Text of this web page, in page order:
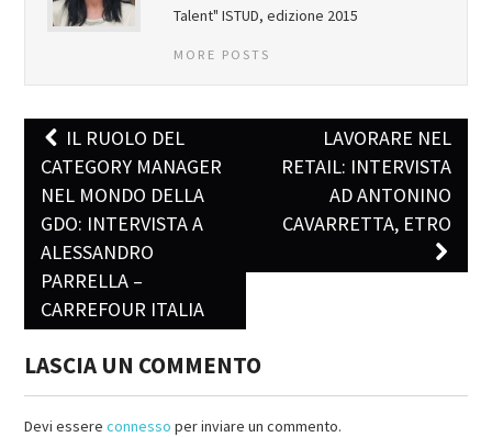
Talent" ISTUD, edizione 2015
MORE POSTS
Post navigation
IL RUOLO DEL
CATEGORY MANAGER
NEL MONDO DELLA
GDO: INTERVISTA A
ALESSANDRO
PARRELLA –
CARREFOUR ITALIA
LAVORARE NEL
RETAIL: INTERVISTA
AD ANTONINO
CAVARRETTA, ETRO
LASCIA UN COMMENTO
Devi essereconnesso per inviare un commento.